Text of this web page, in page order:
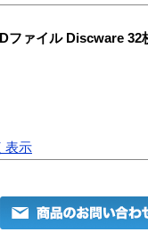
ファイル Discware 32
表示